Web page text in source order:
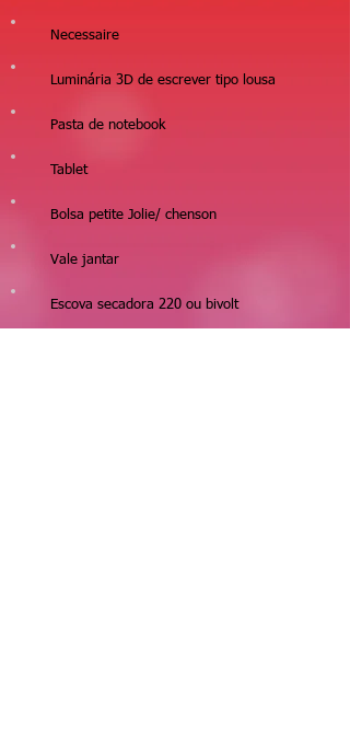
Necessaire
Luminária 3D de escrever tipo lousa
Pasta de notebook
Tablet
Bolsa petite Jolie/ chenson
Vale jantar
Escova secadora 220 ou bivolt